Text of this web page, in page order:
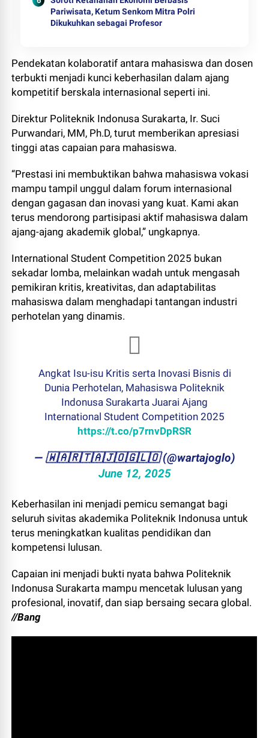
Pariwisata, Ketum Senkom Mitra Polri
Dikukuhkan sebagai Profesor
Pendekatan kolaboratif antara mahasiswa dan dosen
terbukti menjadi kunci keberhasilan dalam ajang
kompetitif berskala internasional seperti ini.
Direktur Politeknik Indonusa Surakarta, Ir. Suci
Purwandari, MM, Ph.D, turut memberikan apresiasi
tinggi atas capaian para mahasiswa.
“Prestasi ini membuktikan bahwa mahasiswa vokasi
mampu tampil unggul dalam forum internasional
dengan gagasan dan inovasi yang kuat. Kami akan
terus mendorong partisipasi aktif mahasiswa dalam
ajang-ajang akademik global,” ungkapnya.
International Student Competition 2025 bukan
sekadar lomba, melainkan wadah untuk mengasah
pemikiran kritis, kreativitas, dan adaptabilitas
mahasiswa dalam menghadapi tantangan industri
perhotelan yang dinamis.
Angkat Isu-isu Kritis serta Inovasi Bisnis di
Dunia Perhotelan, Mahasiswa Politeknik
Indonusa Surakarta Juarai Ajang
International Student Competition 2025
https://t.co/p7rnvDpRSR
— ​🇼​​🇦​​🇷​​🇹​​🇦​​🇯​​🇴​​🇬​​🇱​​🇴 (@wartajoglo)
June 12, 2025
Keberhasilan ini menjadi pemicu semangat bagi
seluruh sivitas akademika Politeknik Indonusa untuk
terus meningkatkan kualitas pendidikan dan
kompetensi lulusan.
Capaian ini menjadi bukti nyata bahwa Politeknik
Indonusa Surakarta mampu mencetak lulusan yang
profesional, inovatif, dan siap bersaing secara global.
//Bang